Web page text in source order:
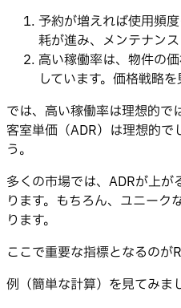
予約が増えれば使用頻
耗が進み、メンテナンス
高い稼働率は、物件の
しています。価格戦略
では、高い稼働率は理想的で
客室単価（ADR）は理想的で
う。
多くの市場では、ADRが上
ります。もちろん、ユニーク
ります。
ここで重要な指標となるのが
例（簡単な計算）を見てみま